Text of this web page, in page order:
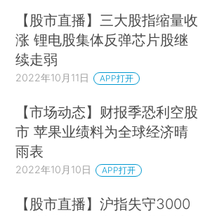
【股市直播】三大股指缩量收
涨 锂电股集体反弹芯片股继
续走弱
2022年10月11日 APP打开
【市场动态】财报季恐利空股
市 苹果业绩料为全球经济晴
雨表
2022年10月10日 APP打开
【股市直播】沪指失守3000